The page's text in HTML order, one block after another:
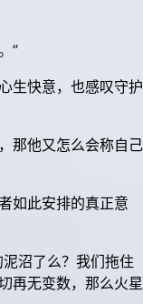
”
生快意，也感叹守护
那他又怎么会称自己
如此安排的真正意
沼了么？我们拖住
再无变数，那么火星